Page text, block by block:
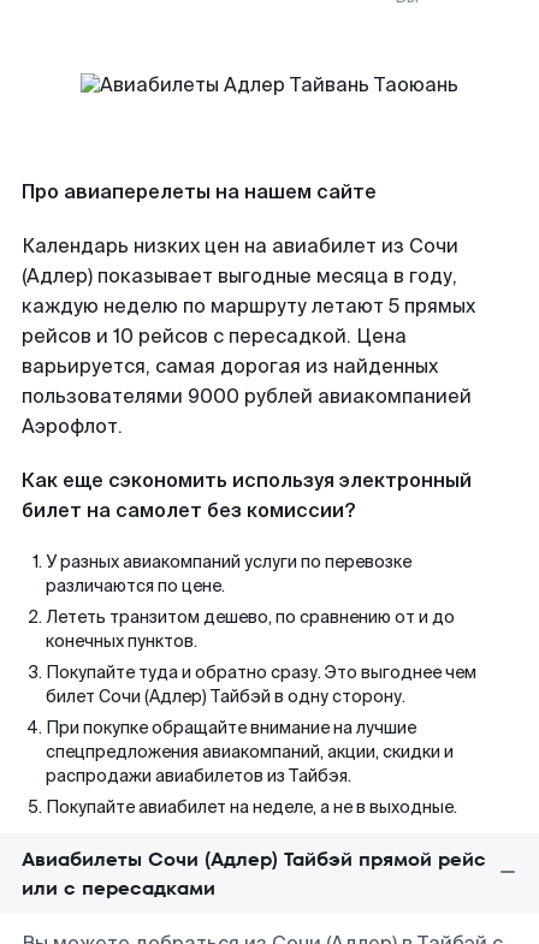
Про авиаперелеты на нашем сайте
Календарь низких цен на авиабилет из Сочи
(Адлер) показывает выгодные месяца в году,
каждую неделю по маршруту летают 5 прямых
рейсов и 10 рейсов с пересадкой. Цена
варьируется, самая дорогая из найденных
пользователями 9000 рублей авиакомпанией
Аэрофлот.
Как еще сэкономить используя электронный
билет на самолет без комиссии?
У разных авиакомпаний услуги по перевозке
различаются по цене.
Лететь транзитом дешево, по сравнению от и до
конечных пунктов.
Покупайте туда и обратно сразу. Это выгоднее чем
билет Сочи (Адлер) Тайбэй в одну сторону.
При покупке обращайте внимание на лучшие
спецпредложения авиакомпаний, акции, скидки и
распродажи авиабилетов из Тайбэя.
Покупайте авиабилет на неделе, а не в выходные.
Авиабилеты Сочи (Адлер) Тайбэй прямой рейс
или с пересадками